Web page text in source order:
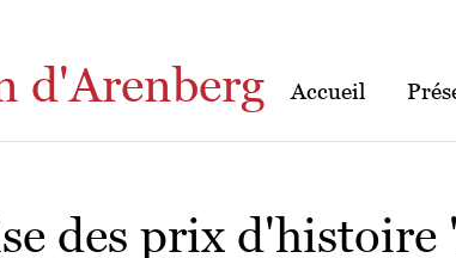
d'Arenberg Accueil
des prix d'histoire